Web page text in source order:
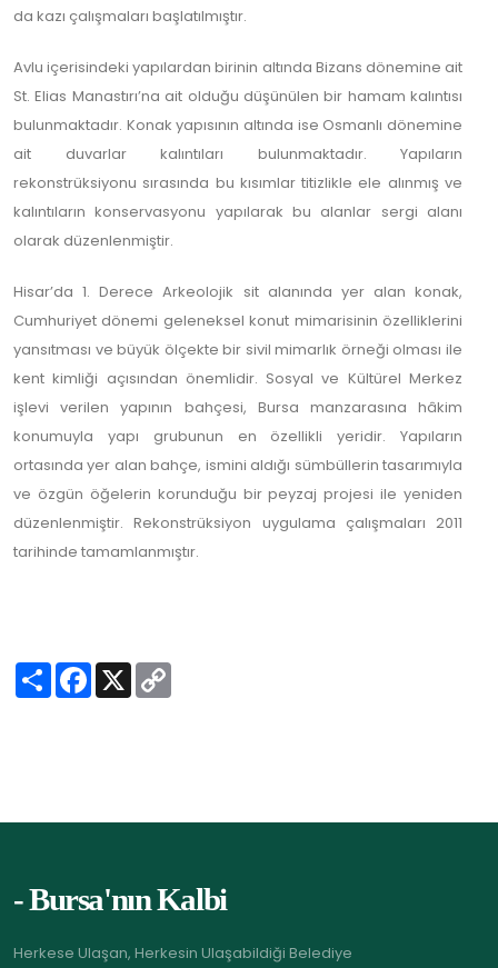
da kazı çalışmaları başlatılmıştır.
Avlu içerisindeki yapılardan birinin altında Bizans dönemine ait
St. Elias Manastırı’na ait olduğu düşünülen bir hamam kalıntısı
bulunmaktadır. Konak yapısının altında ise Osmanlı dönemine
ait duvarlar kalıntıları bulunmaktadır. Yapıların
rekonstrüksiyonu sırasında bu kısımlar titizlikle ele alınmış ve
kalıntıların konservasyonu yapılarak bu alanlar sergi alanı
olarak düzenlenmiştir.
Hisar’da 1. Derece Arkeolojik sit alanında yer alan konak,
Cumhuriyet dönemi geleneksel konut mimarisinin özelliklerini
yansıtması ve büyük ölçekte bir sivil mimarlık örneği olması ile
kent kimliği açısından önemlidir. Sosyal ve Kültürel Merkez
işlevi verilen yapının bahçesi, Bursa manzarasına hâkim
konumuyla yapı grubunun en özellikli yeridir. Yapıların
ortasında yer alan bahçe, ismini aldığı sümbüllerin tasarımıyla
ve özgün öğelerin korunduğu bir peyzaj projesi ile yeniden
düzenlenmiştir. Rekonstrüksiyon uygulama çalışmaları 2011
tarihinde tamamlanmıştır.
S
F
X
- Bursa'nın Kalbi
Herkese Ulaşan, Herkesin Ulaşabildiği Belediye